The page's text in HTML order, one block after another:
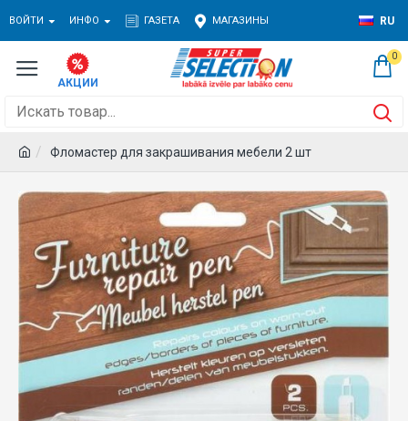
ВОЙТИ ИНФО ГАЗЕТА МАГАЗИНЫ RU
0
Фломастер для закрашивания мебели 2 шт